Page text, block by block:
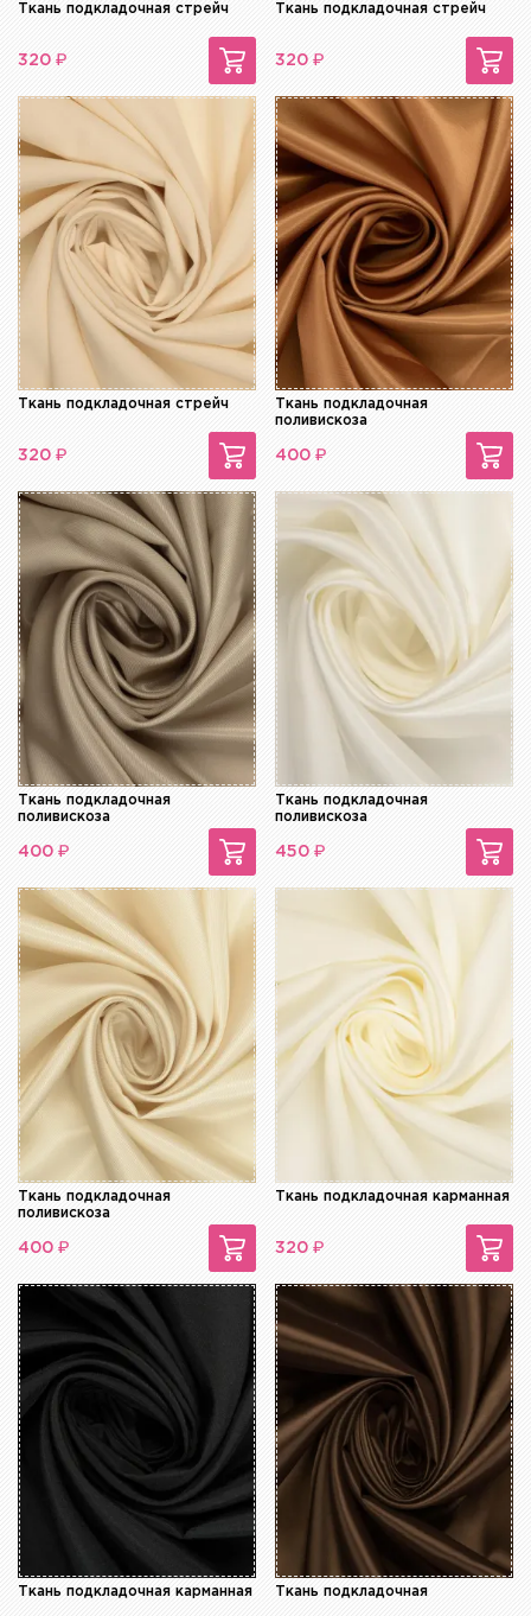
Ткань подкладочная стрейч
320 ₽
Ткань подкладочная стрейч
320 ₽
Ткань подкладочная стрейч
320 ₽
Ткань подкладочная
поливискоза
400 ₽
Ткань подкладочная
поливискоза
400 ₽
Ткань подкладочная
поливискоза
450 ₽
Ткань подкладочная
поливискоза
400 ₽
Ткань подкладочная карманная
320 ₽
Ткань подкладочная карманная Ткань подкладочная